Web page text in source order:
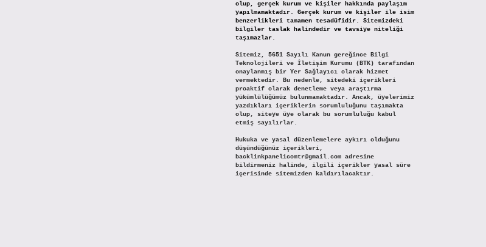
olup, gerçek kurum ve kişiler hakkında paylaşım
yapılmamaktadır. Gerçek kurum ve kişiler ile isim
benzerlikleri tamamen tesadüfidir. Sitemizdeki
bilgiler taslak halindedir ve tavsiye niteliği
taşımazlar.
Sitemiz, 5651 Sayılı Kanun gereğince Bilgi
Teknolojileri ve İletişim Kurumu (BTK) tarafından
onaylanmış bir Yer Sağlayıcı olarak hizmet
vermektedir. Bu nedenle, sitedeki içerikleri
proaktif olarak denetleme veya araştırma
yükümlülüğümüz bulunmamaktadır. Ancak, üyelerimiz
yazdıkları içeriklerin sorumluluğunu taşımakta
olup, siteye üye olarak bu sorumluluğu kabul
etmiş sayılırlar.
Hukuka ve yasal düzenlemelere aykırı olduğunu
düşündüğünüz içerikleri,
backlinkpanelicomtr@gmail.comadresine
bildirmeniz halinde, ilgili içerikler yasal süre
içerisinde sitemizden kaldırılacaktır.